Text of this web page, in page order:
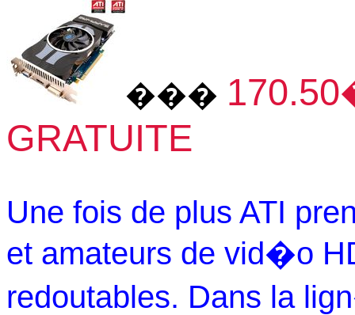
���
GRATUITE
Une fois de plus ATI
et amateurs de vid�o
redoutables. Dans la